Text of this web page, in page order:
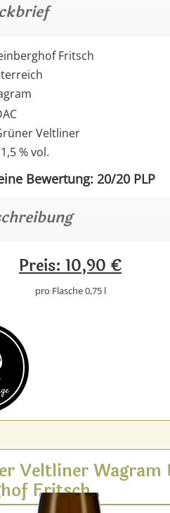
Fritsch
Veltliner
% vol.
Bewertung: 20/20 PLP
Preis: 10,90 €
pro Flasche 0,75 l
Veltliner Wagram
Fritsch